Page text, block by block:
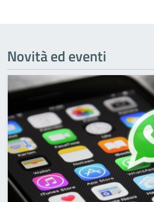
Novità ed eventi